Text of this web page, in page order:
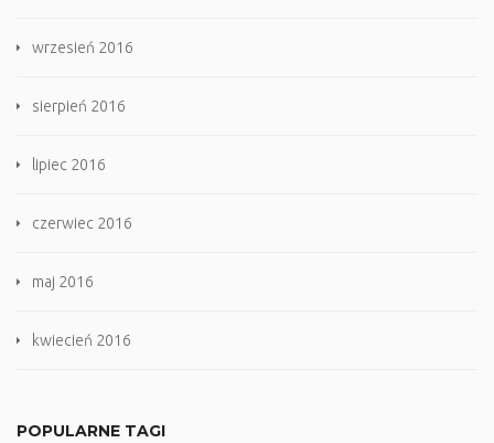
wrzesień 2016
sierpień 2016
lipiec 2016
czerwiec 2016
maj 2016
kwiecień 2016
POPULARNE TAGI